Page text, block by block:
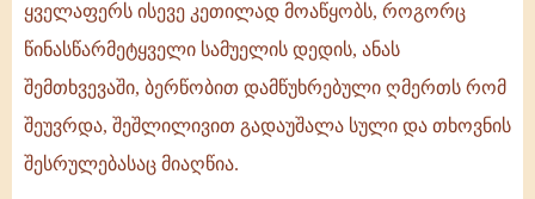
ყველაფერს ისევე კეთილად მოაწყობს, როგორც
წინასწარმეტყველი სამუელის დედის, ანას
შემთხვევაში, ბერწობით დამწუხრებული ღმერთს რომ
შეუვრდა, შეშლილივით გადაუშალა სული და თხოვნის
შესრულებასაც მიაღწია.